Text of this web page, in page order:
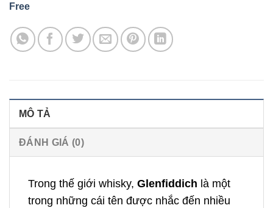
Free
MÔ TẢ
ĐÁNH GIÁ (0)
Trong thế giới whisky, Glenfiddich là một
trong những cái tên được nhắc đến nhiều